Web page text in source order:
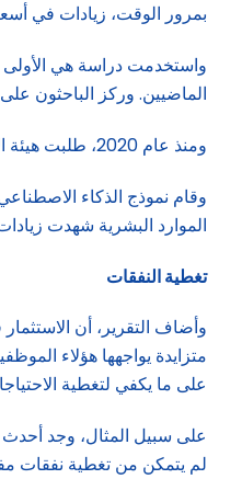
بمرور الوقت، زيادات في
الماضيين. وركز الباحثون على الشركات
ومنذ عام 2020، طلبت هيئة الأوراق المالية والبورصة من الشركات تقديم معلومات حول ممارسات «إدارة رأس المال البشري»، أي ما تفعله الشركات لجذب العمال وتطويرهم والاحتفاظ بهم.
وقام نموذج الذكاء
الموارد البشرية شهدت
تغطية النفقات
وأضاف التقرير، أن
متزايدة يواجهها هؤلاء
على ما يكفي لتغطية
لم يتمكن من تغطية نفقات مفاجئة بقيمة 400 دولار. ولهذا السبب ليس من المستغرب أن يحشد العديد من الموظفين